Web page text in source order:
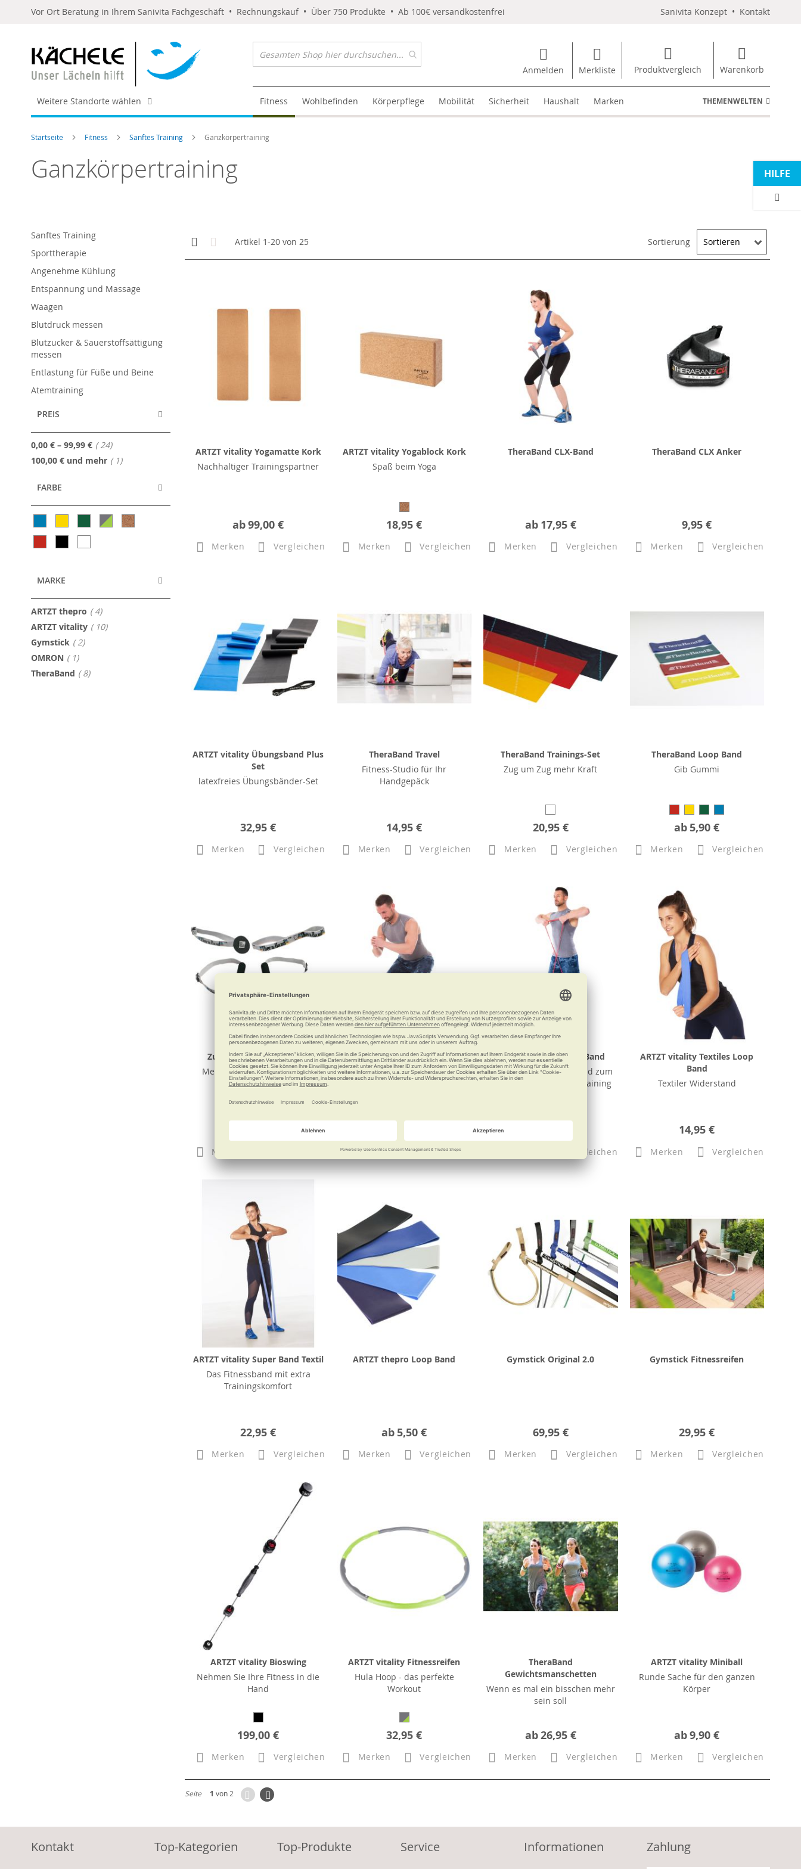
Vor Ort Beratung in Ihrem Sanivita Fachgeschäft • Rechnungskauf • Über 750 Produkte • Ab 100€ versandkostenfrei Sanivita Konzept • Kontakt
Anmelden Merkliste Produktvergleich Warenkorb
Weitere Standorte wählen Fitness Wohlbefinden Körperpflege Mobilität Sicherheit Haushalt Marken THEMENWELTEN
Startseite Fitness Sanftes Training Ganzkörpertraining
Ganzkörpertraining
Anzeigen
als
Kachelansicht
Artikel 1-20 von25 Sortierung
ARTZT vitality Yogamatte Kork
Nachhaltiger Trainingspartner
ab99,00 €
Merken Vergleichen
ARTZT vitality Yogablock Kork
Spaß beim Yoga
18,95 €
Merken Vergleichen
TheraBand CLX-Band
ab 17,95 €
Merken Vergleichen
TheraBand CLX Anker
9,95 €
Merken Vergleichen
ARTZT vitality Übungsband Plus
Set
latexfreies Übungsbänder-Set
32,95 €
Merken Vergleichen
TheraBand Travel
Fitness-Studio für Ihr
Handgepäck
14,95 €
Merken Vergleichen
TheraBand Trainings-Set
Zug um Zug mehr Kraft
20,95 €
Merken Vergleichen
TheraBand Loop Band
Gib Gummi
ab 5,90 €
Merken Vergleichen
Zubehör zum TheraBand
Mehr Spaß, mehr Sicherheit
Merken
ARTZT vitality Rubber Band
Mobiles Fitnessstudio
Merken Vergleichen
ARTZT vitality Power Band
Vielseitiges Trainingsband zum
erhöhten Widerstandstraining
Vergleichen
ARTZT vitality Textiles Loop
Band
Textiler Widerstand
14,95 €
Merken Vergleichen
ARTZT vitality Super Band Textil
Das Fitnessband mit extra
Trainingskomfort
22,95 €
Merken Vergleichen
ARTZT thepro Loop Band
ab 5,50 €
Merken Vergleichen
Gymstick Original 2.0
69,95 €
Merken Vergleichen
Gymstick Fitnessreifen
29,95 €
Merken Vergleichen
ARTZT vitality Bioswing
Nehmen Sie Ihre Fitness in die
Hand
199,00 €
Merken Vergleichen
ARTZT vitality Fitnessreifen
Hula Hoop - das perfekte
Workout
32,95 €
Merken Vergleichen
TheraBand
Gewichtsmanschetten
Wenn es mal ein bisschen mehr
sein soll
ab26,95 €
Merken Vergleichen
ARTZT vitality Miniball
Runde Sache für den ganzen
Körper
ab9,90 €
Merken Vergleichen
Seite 1 von 2 ZurückSeite
Weiter
Sanftes Training
Sporttherapie
Angenehme Kühlung
Entspannung und Massage
Waagen
Blutdruck messen
Blutzucker & Sauerstoffsättigung
messen
Entlastung für Füße und Beine
Atemtraining
PREIS
0,00 € – 99,99 € 24Artikel
100,00 € und mehr 1Artikel
FARBE
MARKE
ARTZT thepro 4Artikel
ARTZT vitality 10Artikel
Gymstick 2Artikel
OMRON 1Artikel
TheraBand 8Artikel
HILFE
Kontakt Top-Kategorien Top-Produkte Service Informationen Zahlung